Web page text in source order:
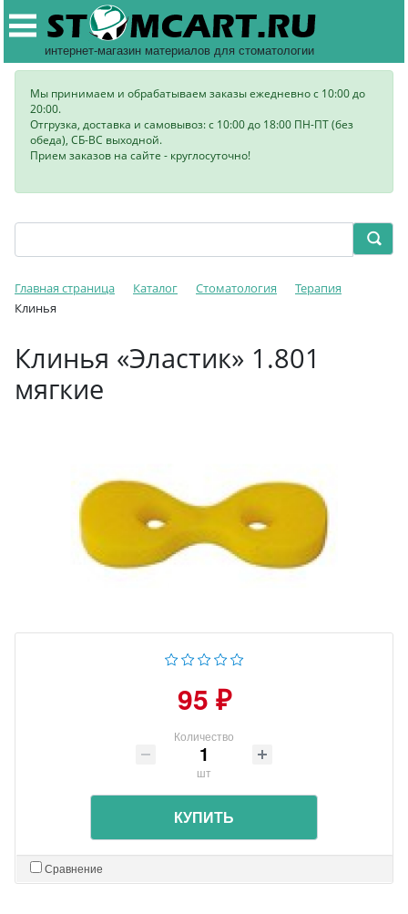
интернет-магазин материалов для стоматологии
Мы принимаем и обрабатываем заказы ежедневно с 10:00 до
20:00.
Отгрузка, доставка и самовывоз: с 10:00 до 18:00 ПН-ПТ (без
обеда), СБ-ВС выходной.
Прием заказов на сайте - круглосуточно!
Главная страница Каталог Стоматология
Терапия
Клинья
Клинья «Эластик» 1.801
мягкие
95 ₽
Количество
шт
КУПИТЬ
Сравнение